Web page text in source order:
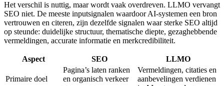
Het verschil is nuttig, maar wordt vaak overdreven. LLMO vervangt
SEO niet. De meeste inputsignalen waardoor AI-systemen een bron
vertrouwen en citeren, zijn dezelfde signalen waar sterke SEO altijd
op steunde: duidelijke structuur, thematische diepte, gezaghebbende
vermeldingen, accurate informatie en merkcredibiliteit.
Aspect SEO LLMO
Primaire doel
Pagina’s laten ranken
en organisch verkeer
Vermeldingen, citaties en
aanbevelingen verdienen